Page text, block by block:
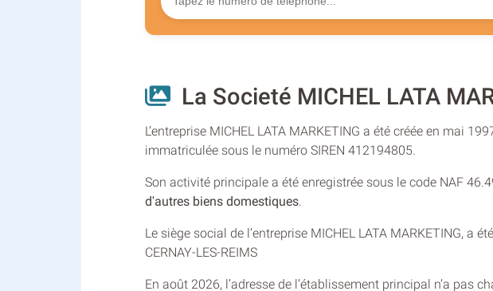
La Societé MICHEL LATA
L’entreprise MICHEL LATA MARKETING a été créée en mai
immatriculée sous le numéro SIREN 412194805.
Son activité principale a été enregistrée sous le code NAF
d'autres biens domestiques.
Le siège social de l’entreprise MICHEL LATA MARKETING, a
CERNAY-LES-REIMS
En août 2026, l’adresse de l’établissement principal n’a pas